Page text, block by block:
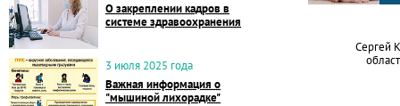
О закреплении кадров в
системе здравоохранения
3 июля 2025 года
Важная информация о
"мышиной лихорадке"
Сергей